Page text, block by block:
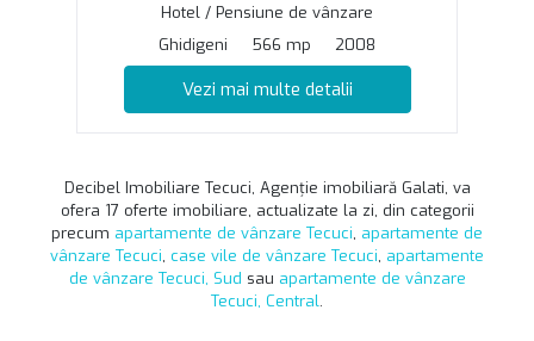
Hotel / Pensiune de vânzare
Ghidigeni
566 mp 2008
Vezi mai multe detalii
Decibel Imobiliare Tecuci, Agenție imobiliară Galati, va
ofera 17 oferte imobiliare, actualizate la zi, din categorii
precum apartamente de vânzare Tecuci, apartamente de
vânzare Tecuci, case vile de vânzare Tecuci, apartamente
de vânzare Tecuci, Sud sau apartamente de vânzare
Tecuci, Central.